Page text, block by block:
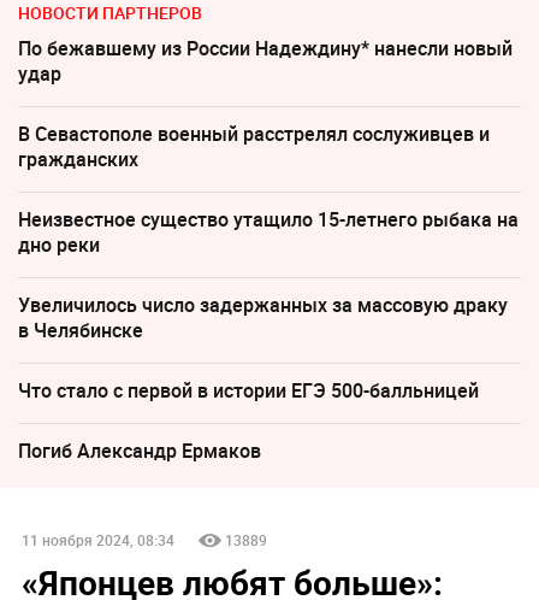
НОВОСТИ ПАРТНЕРОВ
По бежавшему из России Надеждину* нанесли новый
удар
В Севастополе военный расстрелял сослуживцев и
гражданских
Неизвестное существо утащило 15-летнего рыбака на
дно реки
Увеличилось число задержанных за массовую драку
в Челябинске
Что стало с первой в истории ЕГЭ 500-балльницей
Погиб Александр Ермаков
11 ноября 2024, 08:34 13889
«Японцев любят больше»: